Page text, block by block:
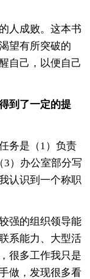
人成败。这本书
望有所突破的
自己，以便自己
到了一定的提
务是（1）负责
3）办公室部分写
认识到一个称职
强的组织领导能
系能力、大型活
很多工作我只是
做，发现很多看